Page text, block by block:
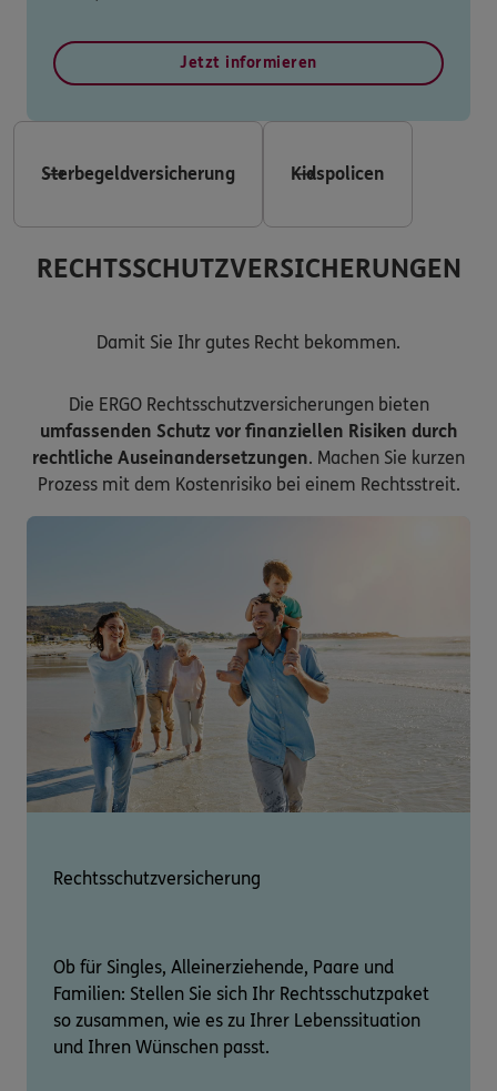
Jetzt informieren
Sterbegeldversicherung Kidspolicen
RECHTSSCHUTZVERSICHERUNGEN
Damit Sie Ihr gutes Recht bekommen.
Die ERGO Rechtsschutzversicherungen bieten
umfassenden Schutz vor finanziellen Risiken durch
rechtliche Auseinandersetzungen. Machen Sie kurzen
Prozess mit dem Kostenrisiko bei einem Rechtsstreit.
Rechtsschutzversicherung
Ob für Singles, Alleinerziehende, Paare und
Familien: Stellen Sie sich Ihr Rechtsschutzpaket
so zusammen, wie es zu Ihrer Lebenssituation
und Ihren Wünschen passt.